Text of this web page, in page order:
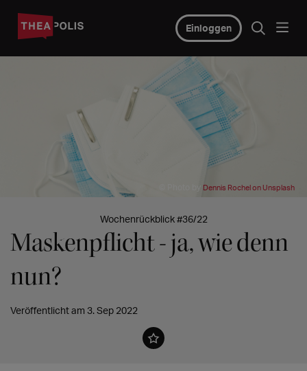
Einloggen
Dennis Rochel on Unsplash
Wochenrückblick #36/22
Maskenpflicht - ja, wie denn
nun?
Veröffentlicht am 3. Sep 2022